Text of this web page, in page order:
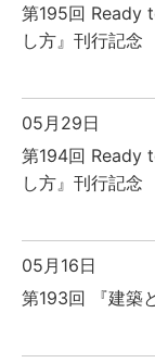
第195回 Ready
し方』刊行記念
05月29日
第194回 Ready
し方』刊行記念
05月16日
第193回 『建築